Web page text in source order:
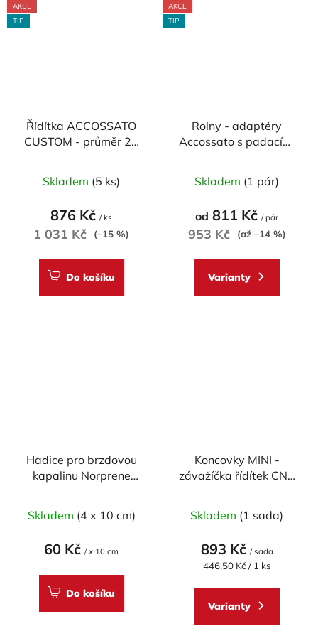
AKCE
TIP
Řídítka ACCOSSATO
CUSTOM - průměr 22
hodnocení
produktu
je
5
Skladem (5 ks)
876 Kč / ks
1 031 Kč (–15 %)
Do košíku
AKCE
TIP
Rolny - adaptéry
Accossato s padacími
Skladem (1 pár)
od 811 Kč / pár
953 Kč (až –14 %)
Varianty
Hadice pro brzdovou
kapalinu Norprene
Skladem (4 x 10 cm)
60 Kč / x 10 cm
Do košíku
Koncovky MINI -
závažíčka řídítek CNC
Skladem (1 sada)
893 Kč / sada
Měrná
446,50 Kč / 1 ks
Varianty